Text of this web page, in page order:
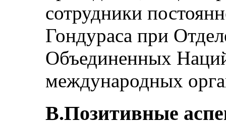
сотрудники
Гондураса при
Объединенных
международных
B.Позитивные